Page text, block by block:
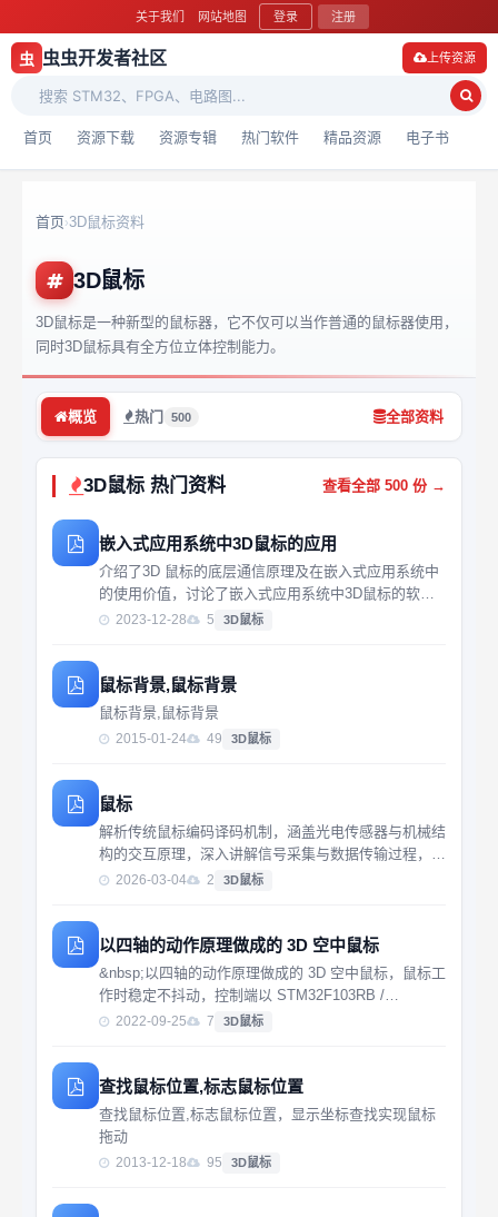
关于我们 网站地图 登录 注册
虫 虫虫开发者社区
首页 资源下载 资源专辑 热门软件 精品资源 电子书
上传资源
首页›3D鼠标资料
3D鼠标
3D鼠标是一种新型的鼠标器，它不仅可以当作普通的鼠标器使用，
同时3D鼠标具有全方位立体控制能力。
概览 热门 500 全部资料
3D鼠标 热门资料 查看全部 500 份 →
嵌入式应用系统中3D鼠标的应用
介绍了3D 鼠标的底层通信原理及在嵌入式应用系统中
的使用价值，讨论了嵌入式应用系统中3D鼠标的软件
设计方法并给出了应用程序。关键词：3D 鼠标 嵌入式
2023-12-28 5 3D鼠标
鼠标背景,鼠标背景
鼠标背景,鼠标背景
2015-01-24 49 3D鼠标
鼠标
解析传统鼠标编码译码机制，涵盖光电传感器与机械结
构的交互原理，深入讲解信号采集与数据传输过程，适
合硬件开发与人机交互研究者参考。
2026-03-04 2 3D鼠标
以四轴的动作原理做成的 3D 空中鼠标
&nbsp;以四轴的动作原理做成的 3D 空中鼠标，鼠标工
作时稳定不抖动，控制端以 STM32F103RB /
MPU6050 / NRF24L01 之组合而成，并附有 TP4057
2022-09-25 7 3D鼠标
查找鼠标位置,标志鼠标位置
查找鼠标位置,标志鼠标位置，显示坐标查找实现鼠标
拖动
2013-12-18 95 3D鼠标